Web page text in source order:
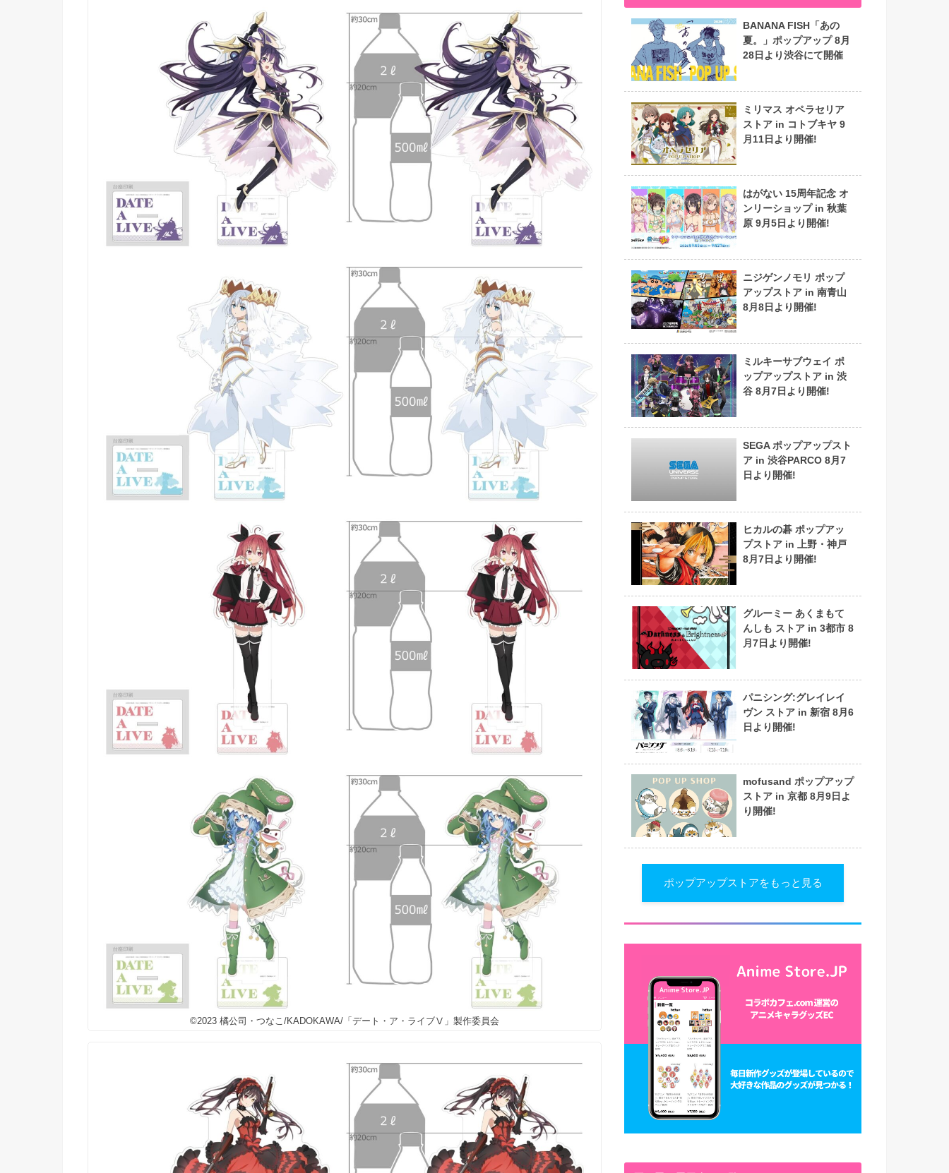
©2023 橘公司・つなこ/KADOKAWA/「デート・ア・ライブⅤ」製作委員会
BANANA FISH「あの
夏。」ポップアップ 8月
28日より渋谷にて開催
ミリマス オペラセリア
ストア in コトブキヤ 9
月11日より開催!
はがない 15周年記念 オ
ンリーショップ in 秋葉
原 9月5日より開催!
ニジゲンノモリ ポップ
アップストア in 南青山
8月8日より開催!
ミルキーサブウェイ ポ
ップアップストア in 渋
谷 8月7日より開催!
SEGA ポップアップスト
ア in 渋谷PARCO 8月7
日より開催!
ヒカルの碁 ポップアッ
プストア in 上野・神戸
8月7日より開催!
グルーミー あくまもて
んしも ストア in 3都市 8
月7日より開催!
パニシング:グレイレイ
ヴン ストア in 新宿 8月6
日より開催!
mofusand ポップアップ
ストア in 京都 8月9日よ
り開催!
ポップアップストアをもっと見る